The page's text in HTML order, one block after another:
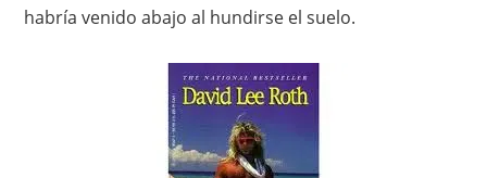
habría venido abajo al hundirse el suelo.